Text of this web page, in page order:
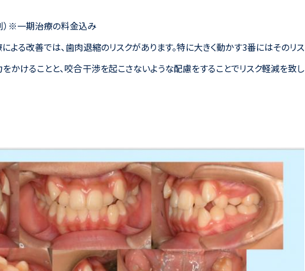
）※一期治療の料金込み
よる改善では、歯肉退縮のリスクがあります。特に大きく動かす3番にはそのリス
かけることと、咬合干渉を起こさないような配慮をすることでリスク軽減を致し